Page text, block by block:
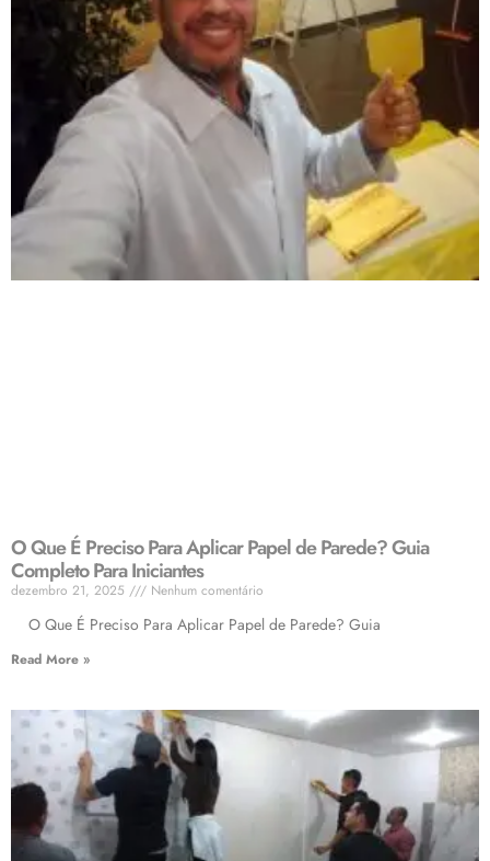
O Que É Preciso Para Aplicar Papel de Parede? Guia
Completo Para Iniciantes
dezembro 21, 2025 Nenhum comentário
O Que É Preciso Para Aplicar Papel de Parede? Guia
Read More »